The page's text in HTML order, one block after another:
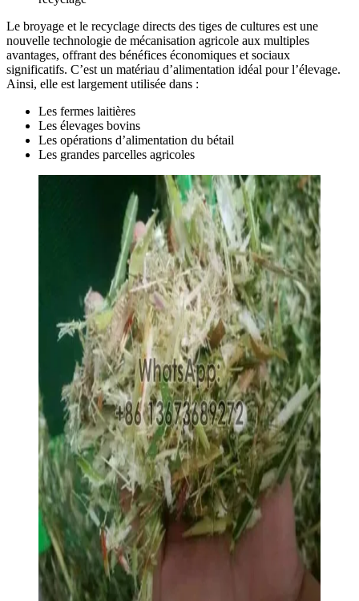
Le broyage et le recyclage directs des tiges de cultures est une
nouvelle technologie de mécanisation agricole aux multiples
avantages, offrant des bénéfices économiques et sociaux
significatifs. C’est un matériau d’alimentation idéal pour l’élevage.
Ainsi, elle est largement utilisée dans :
Les fermes laitières
Les élevages bovins
Les opérations d’alimentation du bétail
Les grandes parcelles agricoles